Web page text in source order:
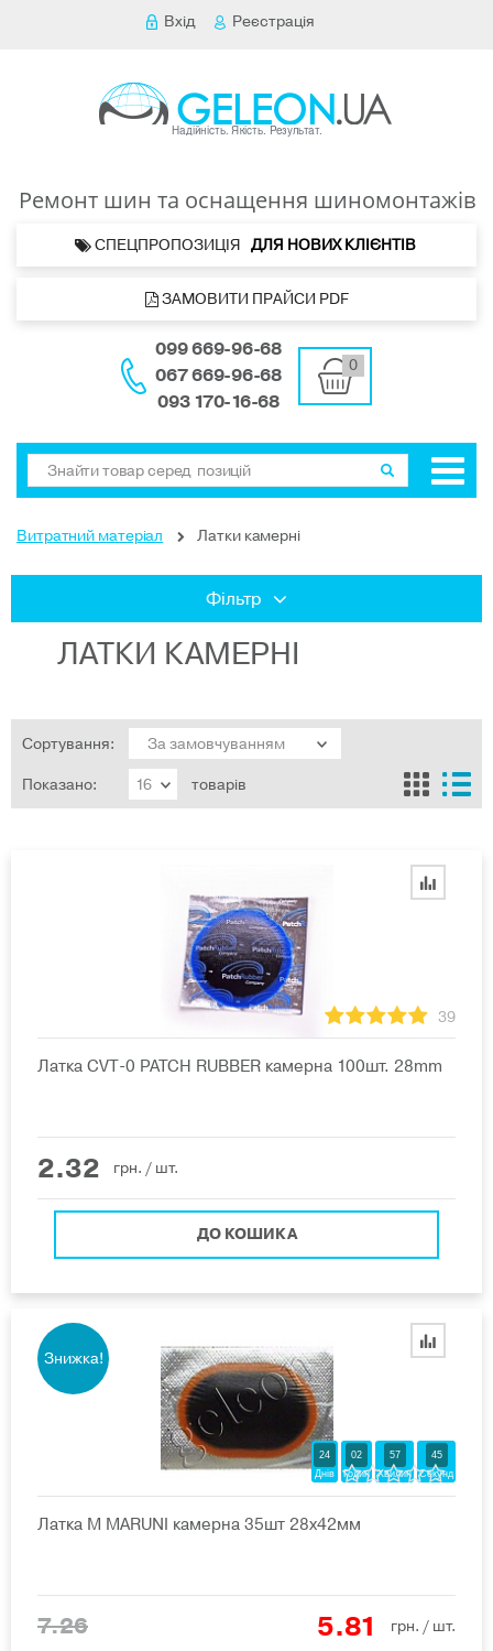
Вхід Реєстрація
Ремонт шин та оснащення шиномонтажів
СПЕЦПРОПОЗИЦІЯ ДЛЯ НОВИХ КЛІЄНТІВ
ЗАМОВИТИ ПРАЙСИ PDF
099 669-96-68
067 669-96-68
093 170-16-68
0
Витратний матеріал Латки камерні
Фільтр
ЛАТКИ КАМЕРНІ
Сортування:
Показано:
товарів
39
Латка CVT-0 PATCH RUBBER камерна 100шт. 28mm
2.32 грн. / шт.
ДО КОШИКА
Знижка!
24
Днів
02
Годин
57
Хвилин
44
Секунд
Латка M MARUNI камерна 35шт 28х42мм
7.26 5.81 грн. / шт.